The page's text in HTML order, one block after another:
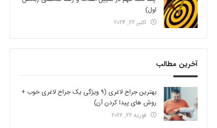
اول)
اکتبر 22, 2024
آخرین مطالب
بهترین جراح لاغری (9 ویژگی یک جراح لاغری خوب +
روش های پیدا کردن آن)
فوریه 22, 2026